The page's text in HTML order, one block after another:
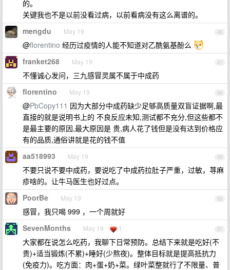
的。
关键我也不是以前没看过病，以前看病没有这么离谱的。
46
mengdu May 19
@florentino 经历过疫情的人能不知道对乙酰氨基酚么
47
franket268 May 19
不懂诚心发问，三九感冒灵属不属于中成药
48
florentino May 19
@PbCopy111 因为大部分中成药缺少足够高质量双盲证据啊,最
直接的就是说明书上的 不良反应未知,测试都不充分,但这些都不
是最主要的原因,最大原因是 贵,病人花了钱但是没有达到价格应
有的品质,通俗讲就是花的钱不值
49
aa518993 May 19
不要只说不要中成药，要说吃了中成药拉肚子严重，过敏，荨麻
疹啥的。让牛马医生也好过点。
50
PoorBe May 19
感冒，我只喝 999 ，一个周就好
51
SevenMonths May 19 1
大家都在说怎么吃药，我聊下日常预防。总结下来就是吃好(不
贵)+适当锻炼(不累)+睡好(少熬夜)。整体目标就是提高抵抗力
(免疫力)。吃方面：肉+蛋+奶+菜。绿叶菜整就行了不限量、普